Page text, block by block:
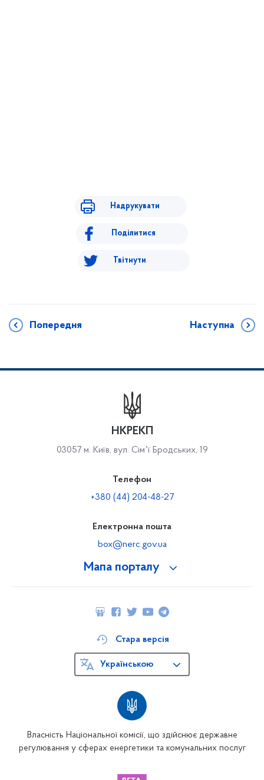
Надрукувати
Поділитися
Твітнути
Попередня Наступна
Мапа порталу
НКРЕКП
03057 м. Київ, вул. Сімʼї Бродських, 19
Телефон
+380 (44) 204-48-27
Електронна пошта
box@nerc.gov.ua
Власність Національної комісії, що здійснює державне
регулювання у сферах енергетики та комунальних послуг
Стара версія
Українською